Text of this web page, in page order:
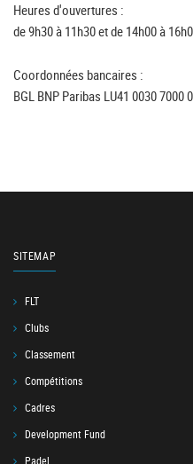
Heures d'ouvertures :
de 9h30 à 11h30 et de 14h00 à
Coordonnées bancaires :
BGL BNP Paribas LU41 0030 7000
SITEMAP
FLT
Clubs
Classement
Compétitions
Cadres
Development Fund
Padel